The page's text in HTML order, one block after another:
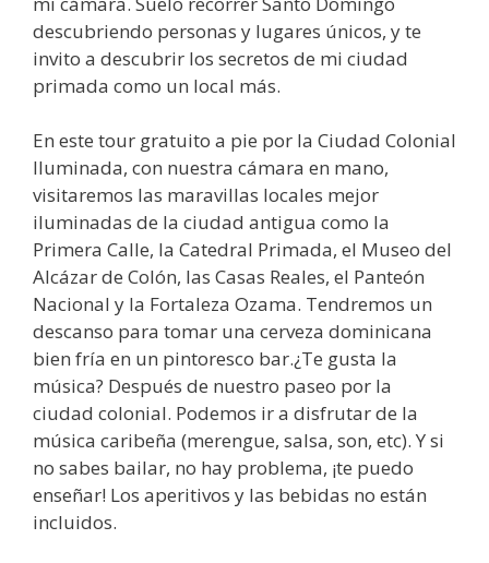
descubriendo personas y lugares únicos, y te
invito a descubrir los secretos de mi ciudad
primada como un local más.
En este tour gratuito a pie por la Ciudad Colonial
Iluminada, con nuestra cámara en mano,
visitaremos las maravillas locales mejor
iluminadas de la ciudad antigua como la
Primera Calle, la Catedral Primada, el Museo del
Alcázar de Colón, las Casas Reales, el Panteón
Nacional y la Fortaleza Ozama. Tendremos un
descanso para tomar una cerveza dominicana
bien fría en un pintoresco bar.¿Te gusta la
música? Después de nuestro paseo por la
ciudad colonial. Podemos ir a disfrutar de la
música caribeña (merengue, salsa, son, etc). Y si
no sabes bailar, no hay problema, ¡te puedo
enseñar! Los aperitivos y las bebidas no están
incluidos.